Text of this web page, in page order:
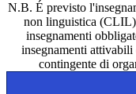
N.B. É previsto
non linguistica (CLIL)
insegnamenti
insegnamenti
contingente di